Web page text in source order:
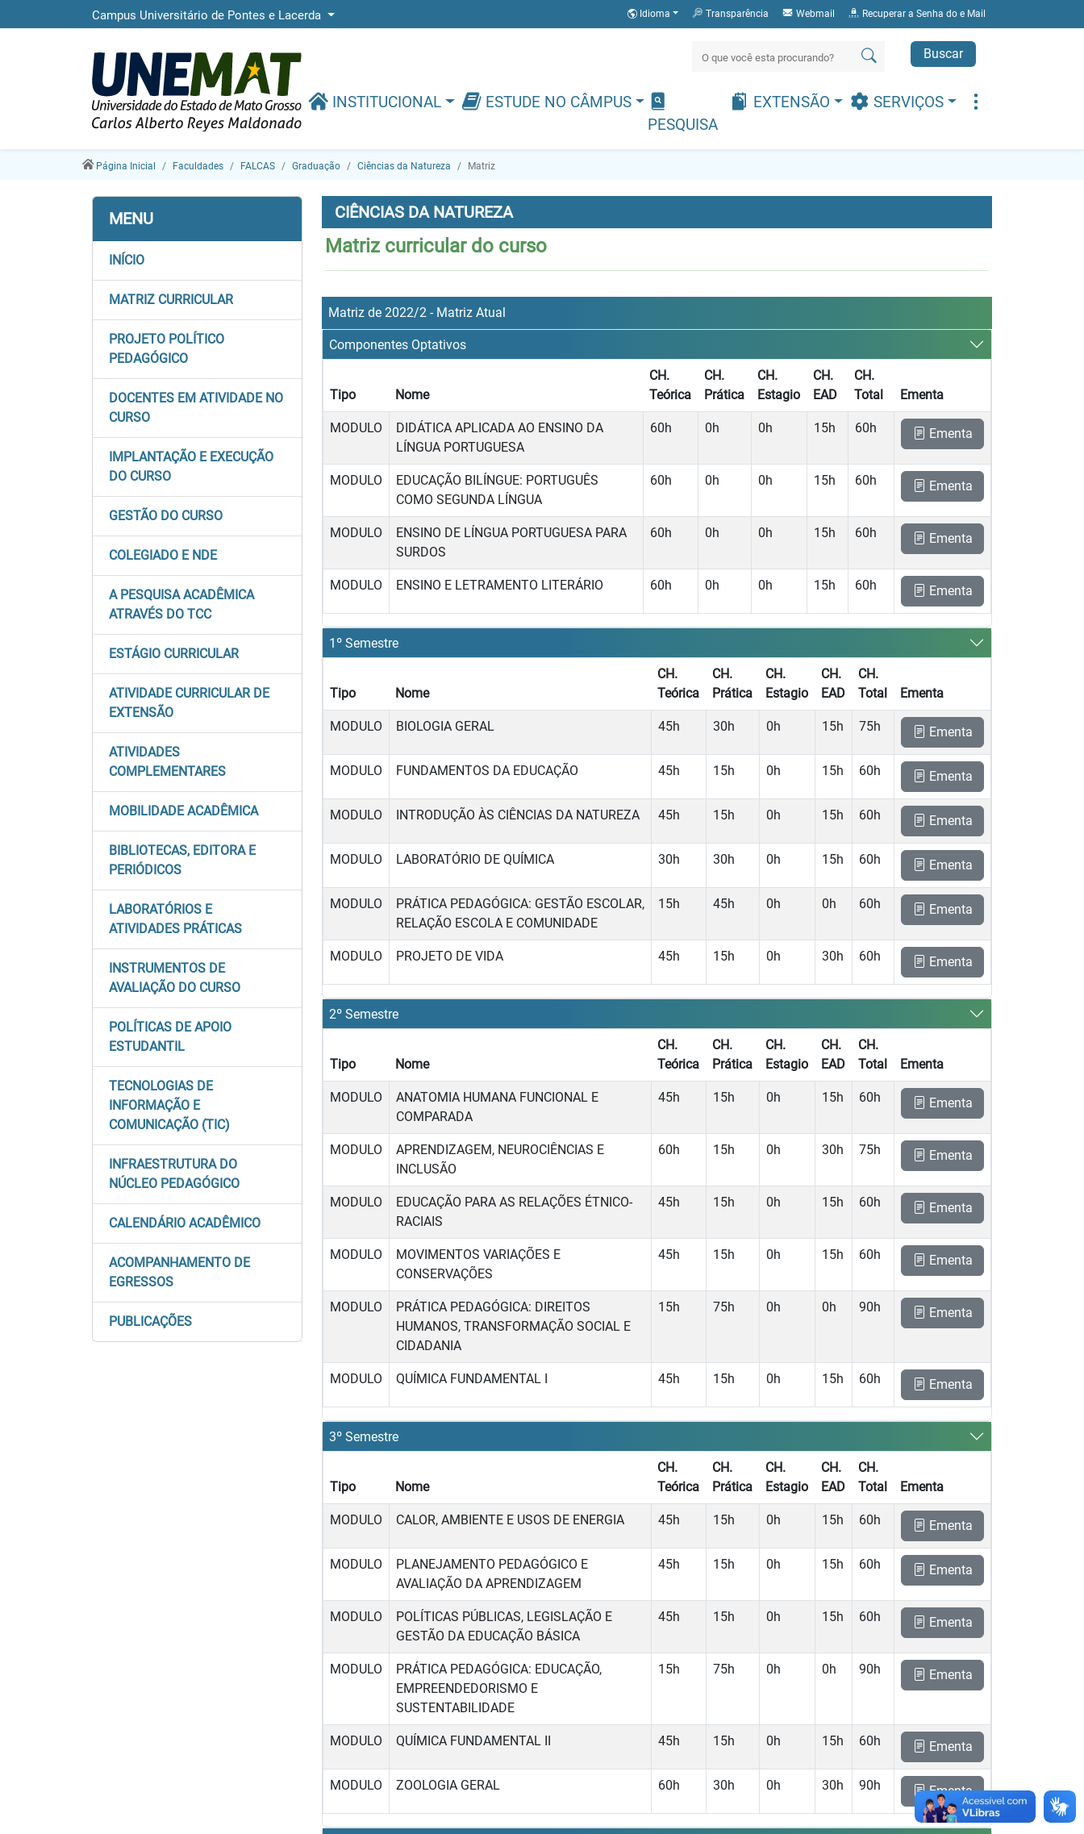
Campus Universitário de Pontes e Lacerda Idioma Transparência Webmail Recuperar a Senha do e Mail
Buscar
INSTITUCIONAL
ESTUDE NO CÂMPUS
PESQUISA
EXTENSÃO SERVIÇOS
Página Inicial Faculdades FALCAS Graduação Ciências da Natureza Matriz
MENU
INÍCIO
MATRIZ CURRICULAR
PROJETO POLÍTICO
PEDAGÓGICO
DOCENTES EM ATIVIDADE NO
CURSO
IMPLANTAÇÃO E EXECUÇÃO
DO CURSO
GESTÃO DO CURSO
COLEGIADO E NDE
A PESQUISA ACADÊMICA
ATRAVÉS DO TCC
ESTÁGIO CURRICULAR
ATIVIDADE CURRICULAR DE
EXTENSÃO
ATIVIDADES
COMPLEMENTARES
MOBILIDADE ACADÊMICA
BIBLIOTECAS, EDITORA E
PERIÓDICOS
LABORATÓRIOS E
ATIVIDADES PRÁTICAS
INSTRUMENTOS DE
AVALIAÇÃO DO CURSO
POLÍTICAS DE APOIO
ESTUDANTIL
TECNOLOGIAS DE
INFORMAÇÃO E
COMUNICAÇÃO (TIC)
INFRAESTRUTURA DO
NÚCLEO PEDAGÓGICO
CALENDÁRIO ACADÊMICO
ACOMPANHAMENTO DE
EGRESSOS
PUBLICAÇÕES
CIÊNCIAS DA NATUREZA
Matriz curricular do curso
Matriz de 2022/2 - Matriz Atual
Componentes Optativos
Tipo Nome
CH.
Teórica
CH.
Prática
CH.
Estagio
CH.
EAD
CH.
Total
Ementa
MODULO
DIDÁTICA APLICADA AO ENSINO DA
LÍNGUA PORTUGUESA
60h 0h 0h 15h 60h Ementa
MODULO
EDUCAÇÃO BILÍNGUE: PORTUGUÊS
COMO SEGUNDA LÍNGUA
60h 0h 0h 15h 60h Ementa
MODULO
ENSINO DE LÍNGUA PORTUGUESA PARA
SURDOS
60h 0h 0h 15h 60h Ementa
MODULO ENSINO E LETRAMENTO LITERÁRIO 60h 0h 0h 15h 60h Ementa
1º Semestre
Tipo Nome
CH.
Teórica
CH.
Prática
CH.
Estagio
CH.
EAD
CH.
Total
Ementa
MODULO BIOLOGIA GERAL 45h 30h 0h 15h 75h Ementa
MODULO FUNDAMENTOS DA EDUCAÇÃO 45h 15h 0h 15h 60h Ementa
MODULO INTRODUÇÃO ÀS CIÊNCIAS DA NATUREZA 45h 15h 0h 15h 60h Ementa
MODULO LABORATÓRIO DE QUÍMICA 30h 30h 0h 15h 60h Ementa
MODULO
PRÁTICA PEDAGÓGICA: GESTÃO ESCOLAR,
RELAÇÃO ESCOLA E COMUNIDADE
15h 45h 0h 0h 60h Ementa
MODULO PROJETO DE VIDA 45h 15h 0h 30h 60h Ementa
2º Semestre
Tipo Nome
CH.
Teórica
CH.
Prática
CH.
Estagio
CH.
EAD
CH.
Total
Ementa
MODULO
ANATOMIA HUMANA FUNCIONAL E
COMPARADA
45h 15h 0h 15h 60h Ementa
MODULO
APRENDIZAGEM, NEUROCIÊNCIAS E
INCLUSÃO
60h 15h 0h 30h 75h Ementa
MODULO
EDUCAÇÃO PARA AS RELAÇÕES ÉTNICO-
RACIAIS
45h 15h 0h 15h 60h Ementa
MODULO
MOVIMENTOS VARIAÇÕES E
CONSERVAÇÕES
45h 15h 0h 15h 60h Ementa
MODULO
PRÁTICA PEDAGÓGICA: DIREITOS
HUMANOS, TRANSFORMAÇÃO SOCIAL E
CIDADANIA
15h 75h 0h 0h 90h Ementa
MODULO QUÍMICA FUNDAMENTAL I 45h 15h 0h 15h 60h Ementa
3º Semestre
Tipo Nome
CH.
Teórica
CH.
Prática
CH.
Estagio
CH.
EAD
CH.
Total
Ementa
MODULO CALOR, AMBIENTE E USOS DE ENERGIA 45h 15h 0h 15h 60h Ementa
MODULO
PLANEJAMENTO PEDAGÓGICO E
AVALIAÇÃO DA APRENDIZAGEM
45h 15h 0h 15h 60h Ementa
MODULO
POLÍTICAS PÚBLICAS, LEGISLAÇÃO E
GESTÃO DA EDUCAÇÃO BÁSICA
45h 15h 0h 15h 60h Ementa
MODULO
PRÁTICA PEDAGÓGICA: EDUCAÇÃO,
EMPREENDEDORISMO E
SUSTENTABILIDADE
15h 75h 0h 0h 90h Ementa
MODULO QUÍMICA FUNDAMENTAL II 45h 15h 0h 15h 60h Ementa
MODULO ZOOLOGIA GERAL 60h 30h 0h 30h 90h Ementa